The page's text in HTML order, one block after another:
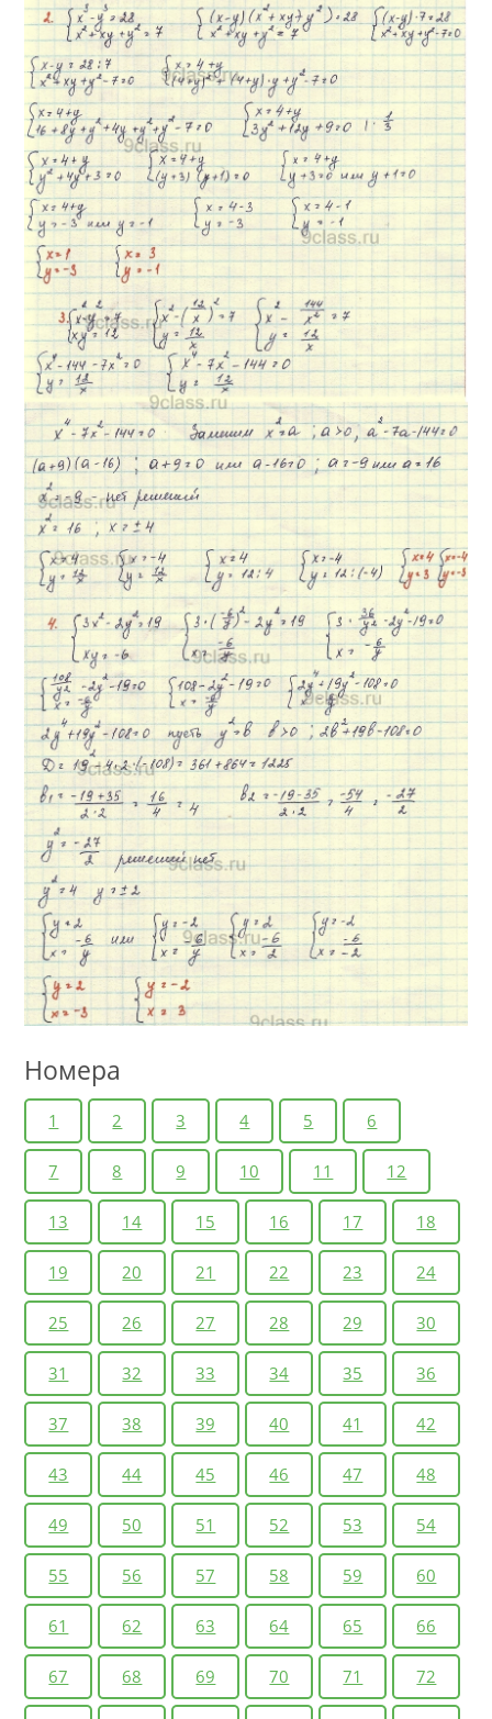
Номера
1 2 3 4 5 6
7 8 9 10 11 12
13 14 15 16 17 18
19 20 21 22 23 24
25 26 27 28 29 30
31 32 33 34 35 36
37 38 39 40 41 42
43 44 45 46 47 48
49 50 51 52 53 54
55 56 57 58 59 60
61 62 63 64 65 66
67 68 69 70 71 72